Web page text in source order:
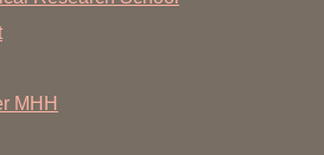
MHH